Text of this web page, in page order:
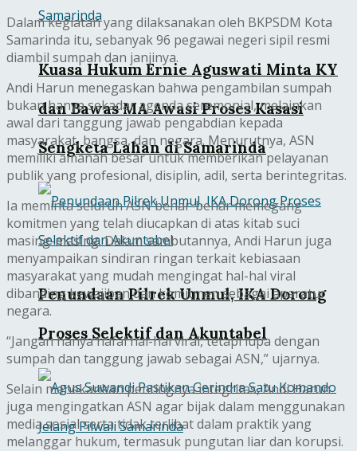
Kuasa Hukum Ernie Aguswati Minta KY
dan Bawas MA Awasi Proses Kasasi
Sengketa Lahan di Samarinda
Penundaan Pilrek Unmul, IKA Dorong
Proses Selektif dan Akuntabel
Dalam kegiatan yang dilaksanakan oleh BKPSDM Kota
Samarinda itu, sebanyak 96 pegawai negeri sipil resmi
diambil sumpah dan janjinya.
Andi Harun menegaskan bahwa pengambilan sumpah
bukan hanya sekadar agenda seremonial, melainkan
awal dari tanggung jawab pengabdian kepada
masyarakat, bangsa, dan negara. Menurutnya, ASN
memiliki amanah besar untuk memberikan pelayanan
publik yang profesional, disiplin, adil, serta berintegritas.
Ia meminta seluruh ASN benar-benar memegang
komitmen yang telah diucapkan di atas kitab suci
masing-masing. Dalam sambutannya, Andi Harun juga
menyampaikan sindiran ringan terkait kebiasaan
masyarakat yang mudah mengingat hal-hal viral
dibanding kewajiban dan komitmen sebagai aparatur
negara.
“Jangan hanya hafal hal-hal viral, tetapi lupa dengan
sumpah dan tanggung jawab sebagai ASN,” ujarnya.
Selain menekankan pentingnya integritas, Andi Harun
juga mengingatkan ASN agar bijak dalam menggunakan
media sosial serta tidak terlibat dalam praktik yang
melanggar hukum, termasuk pungutan liar dan korupsi.